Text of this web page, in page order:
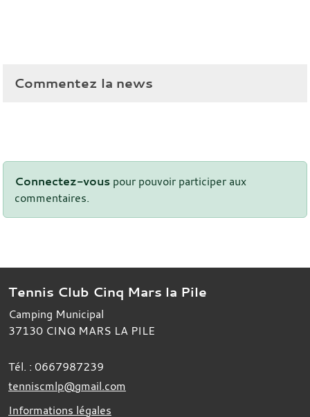
Commentez la news
Connectez-vous pour pouvoir participer aux
commentaires.
Tennis Club Cinq Mars la Pile
Camping Municipal
37130 CINQ MARS LA PILE
Tél. : 0667987239
tenniscmlp@gmail.com
Informations légales